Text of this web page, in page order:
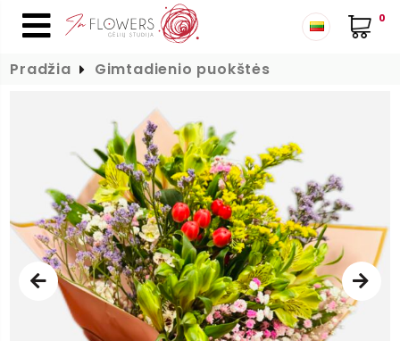
0
Pradžia Gimtadienio puokštės